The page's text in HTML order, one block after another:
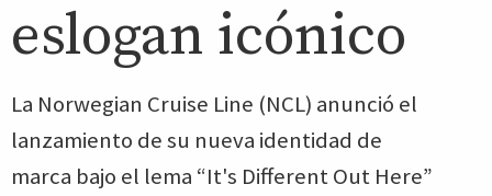
eslogan icónico
La Norwegian Cruise Line (NCL) anunció el
lanzamiento de su nueva identidad de
marca bajo el lema “It's Different Out Here”